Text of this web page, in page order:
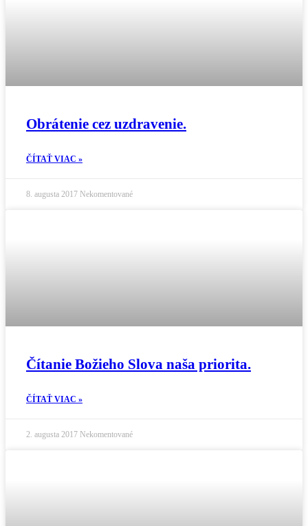
Obrátenie cez uzdravenie.
ČÍTAŤ VIAC »
8. augusta 2017 Nekomentované
Čítanie Božieho Slova naša priorita.
ČÍTAŤ VIAC »
2. augusta 2017 Nekomentované